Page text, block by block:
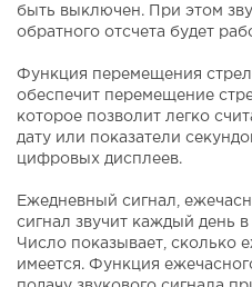
быть выключен. При этом
обратного отсчета будет
Функция перемещения
обеспечит перемещение
которое позволит легко
дату или показатели
цифровых дисплеев.
Ежедневный сигнал,
сигнал звучит каждый день
Число показывает, сколько
имеется. Функция